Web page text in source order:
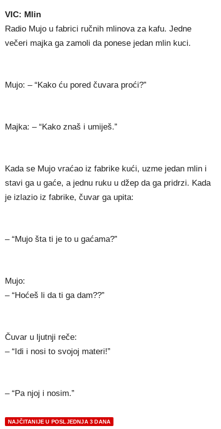
VIC: Mlin
Radio Mujo u fabrici ručnih mlinova za kafu. Jedne
večeri majka ga zamoli da ponese jedan mlin kuci.
Mujo: – “Kako ću pored čuvara proći?”
Majka: – “Kako znaš i umiješ.”
Kada se Mujo vraćao iz fabrike kući, uzme jedan mlin i
stavi ga u gaće, a jednu ruku u džep da ga pridrzi. Kada
je izlazio iz fabrike, čuvar ga upita:
– “Mujo šta ti je to u gaćama?”
Mujo:
– “Hoćeš li da ti ga dam??”
Čuvar u ljutnji reče:
– “Idi i nosi to svojoj materi!”
– “Pa njoj i nosim.”
NAJČITANIJE U POSLJEDNJA 3 DANA